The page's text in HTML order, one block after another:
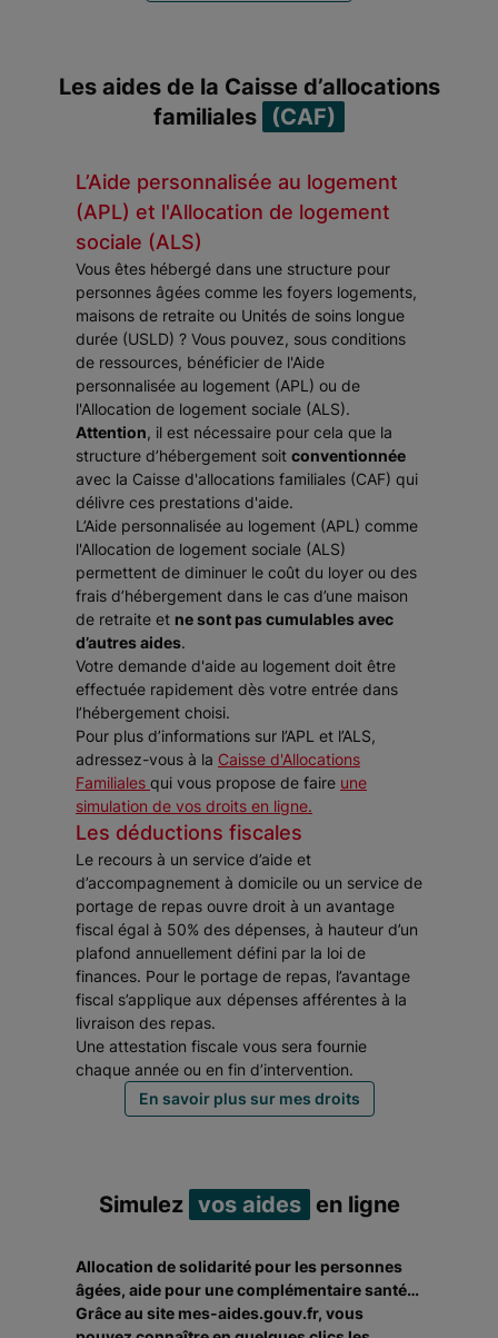
Les aides de la Caisse d’allocations
familiales
(CAF)
L’Aide personnalisée au logement
(APL) et l'Allocation de logement
sociale (ALS)
Vous êtes hébergé dans une structure pour
personnes âgées comme les foyers logements,
maisons de retraite ou Unités de soins longue
durée (USLD) ? Vous pouvez, sous conditions
de ressources, bénéficier de l'Aide
personnalisée au logement (APL) ou de
l'Allocation de logement sociale (ALS).
Attention, il est nécessaire pour cela que la
structure d’hébergement soit conventionnée
avec la Caisse d'allocations familiales (CAF) qui
délivre ces prestations d'aide.
L’Aide personnalisée au logement (APL) comme
l'Allocation de logement sociale (ALS)
permettent de diminuer le coût du loyer ou des
frais d’hébergement dans le cas d’une maison
de retraite et ne sont pas cumulables avec
d’autres aides.
Votre demande d'aide au logement doit être
effectuée rapidement dès votre entrée dans
l’hébergement choisi.
Pour plus d’informations sur l’APL et l’ALS,
adressez-vous à la Caisse d'Allocations
Familiales qui vous propose de faire une
simulation de vos droits en ligne.
Les déductions fiscales
Le recours à un service d’aide et
d’accompagnement à domicile ou un service de
portage de repas ouvre droit à un avantage
fiscal égal à 50% des dépenses, à hauteur d’un
plafond annuellement défini par la loi de
finances. Pour le portage de repas, l’avantage
fiscal s’applique aux dépenses afférentes à la
livraison des repas.
Une attestation fiscale vous sera fournie
chaque année ou en fin d’intervention.
En savoir plus sur mes droits
Simulez vos aides en ligne
Allocation de solidarité pour les personnes
âgées, aide pour une complémentaire santé…
Grâce au site mes-aides.gouv.fr, vous